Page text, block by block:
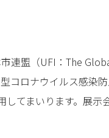
連盟（UFI：The
コロナウイルス感染
てまいります。展示